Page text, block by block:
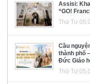
Assisi:
“GO!
Thứ Tư
Cầu
thành phố
Đức Giáo
Thứ Tư